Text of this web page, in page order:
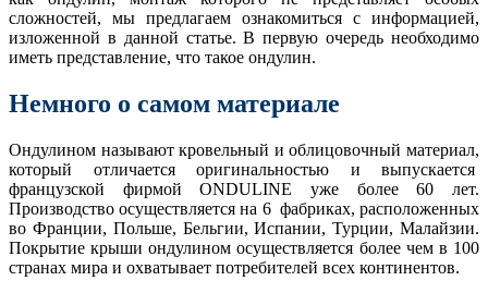
сложностей, мы предлагаем ознакомиться с информацией,
изложенной в данной статье. В первую очередь необходимо
иметь представление, что такое ондулин.
Немного о самом материале
Ондулином называют кровельный и облицовочный материал,
который отличается оригинальностью и выпускается
французской фирмой ONDULINE уже более 60 лет.
Производство осуществляется на 6 фабриках, расположенных
во Франции, Польше, Бельгии, Испании, Турции, Малайзии.
Покрытие крыши ондулином осуществляется более чем в 100
странах мира и охватывает потребителей всех континентов.